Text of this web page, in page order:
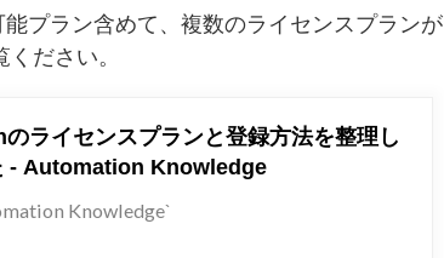
プラン含めて、複数のライセンスプランが
ださい。
ライセンスプランと登録方法を整理し
- Automation Knowledge
Knowledge`